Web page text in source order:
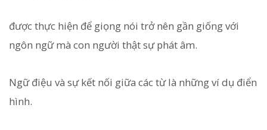
được thực hiện để giọng nói trở nên gần giống với
ngôn ngữ mà con người thật sự phát âm.
Ngữ điệu và sự kết nối giữa các từ là những ví dụ điển
hình.